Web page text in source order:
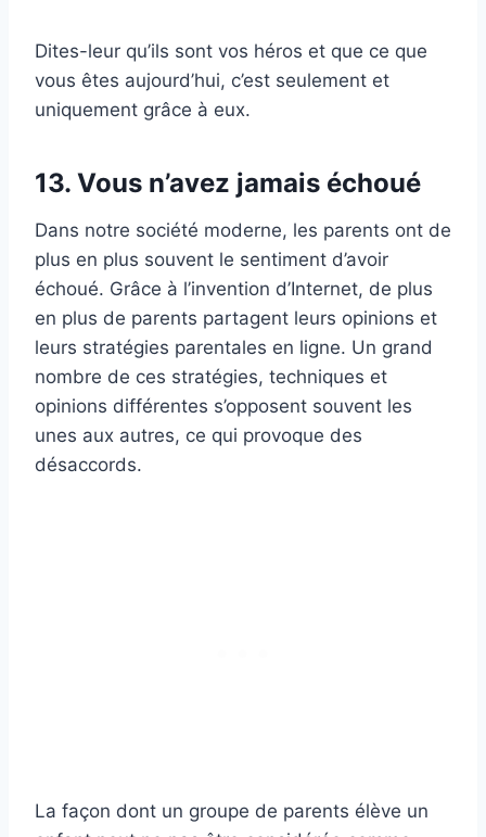
Dites-leur qu’ils sont vos héros et que ce que
vous êtes aujourd’hui, c’est seulement et
uniquement grâce à eux.
13. Vous n’avez jamais échoué
Dans notre société moderne, les parents ont de
plus en plus souvent le sentiment d’avoir
échoué. Grâce à l’invention d’Internet, de plus
en plus de parents partagent leurs opinions et
leurs stratégies parentales en ligne. Un grand
nombre de ces stratégies, techniques et
opinions différentes s’opposent souvent les
unes aux autres, ce qui provoque des
désaccords.
La façon dont un groupe de parents élève un